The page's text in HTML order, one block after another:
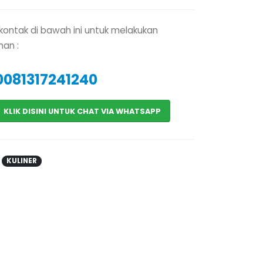
di bawah ini untuk melakukan
:
KLIK DISINI UNTUK CHAT VIA WHATSAPP
KULINER